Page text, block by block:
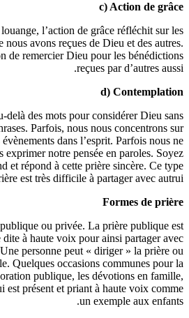
c) Action
à la louange, l’action de grâce
que nous avons reçues de Dieu et
il est bon de remercier Dieu pour les
reçues par
d)
va au-delà des mots pour considérer
ou aux phrases. Parfois, nous nous
ou des évènements dans l’esprit.
pas exprimer notre pensée en
comprend et répond à cette prière
de prière est très difficile à partager
Formes
peut être publique ou privée. La prière
la prière dite à haute voix pour ainsi
Une personne peut « diriger »
de rôle. Quelques occasions
: l’adoration publique, les dévotions
qui est présent et priant à haute
un exemple